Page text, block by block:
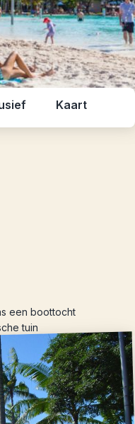
Kaart
een boottocht
tuin